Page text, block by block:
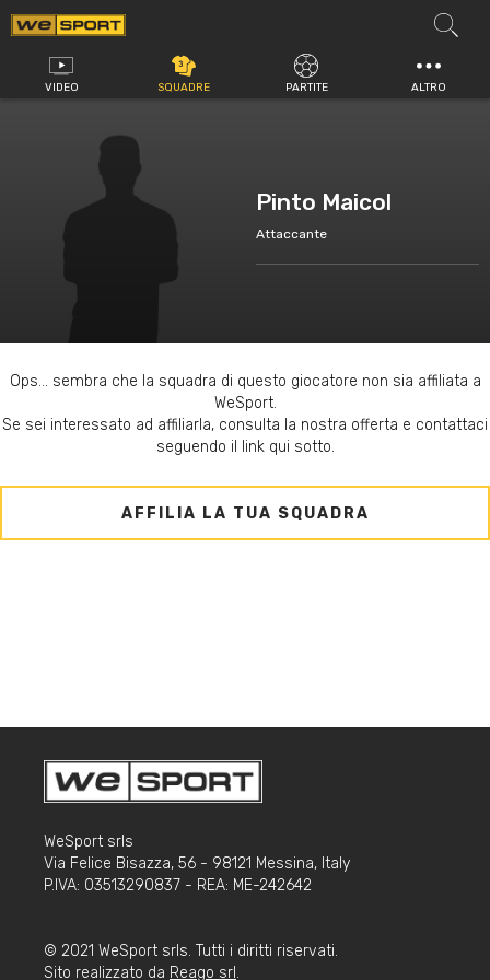
Vai
al
contenuto
VIDEO SQUADRE PARTITE ALTRO
Pinto Maicol
Attaccante
Ops... sembra che la squadra di questo giocatore non sia affiliata a
WeSport.
Se sei interessato ad affiliarla, consulta la nostra offerta e contattaci
seguendo il link qui sotto.
AFFILIA LA TUA SQUADRA
WeSport srls
Via Felice Bisazza, 56 - 98121 Messina, Italy
P.IVA: 03513290837 - REA: ME-242642
© 2021 WeSport srls. Tutti i diritti riservati.
Sito realizzato da Reago srl .